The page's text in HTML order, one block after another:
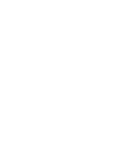
ланцюжком
вашого одягу.